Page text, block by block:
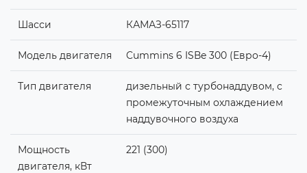
Шасси КАМАЗ-65117
Модель двигателя Cummins 6 ISВe 300 (Евро-4)
Тип двигателя
дизельный с турбонаддувом, с
промежуточным охлаждением
наддувочного воздуха
Мощность
двигателя, кВт
221 (300)